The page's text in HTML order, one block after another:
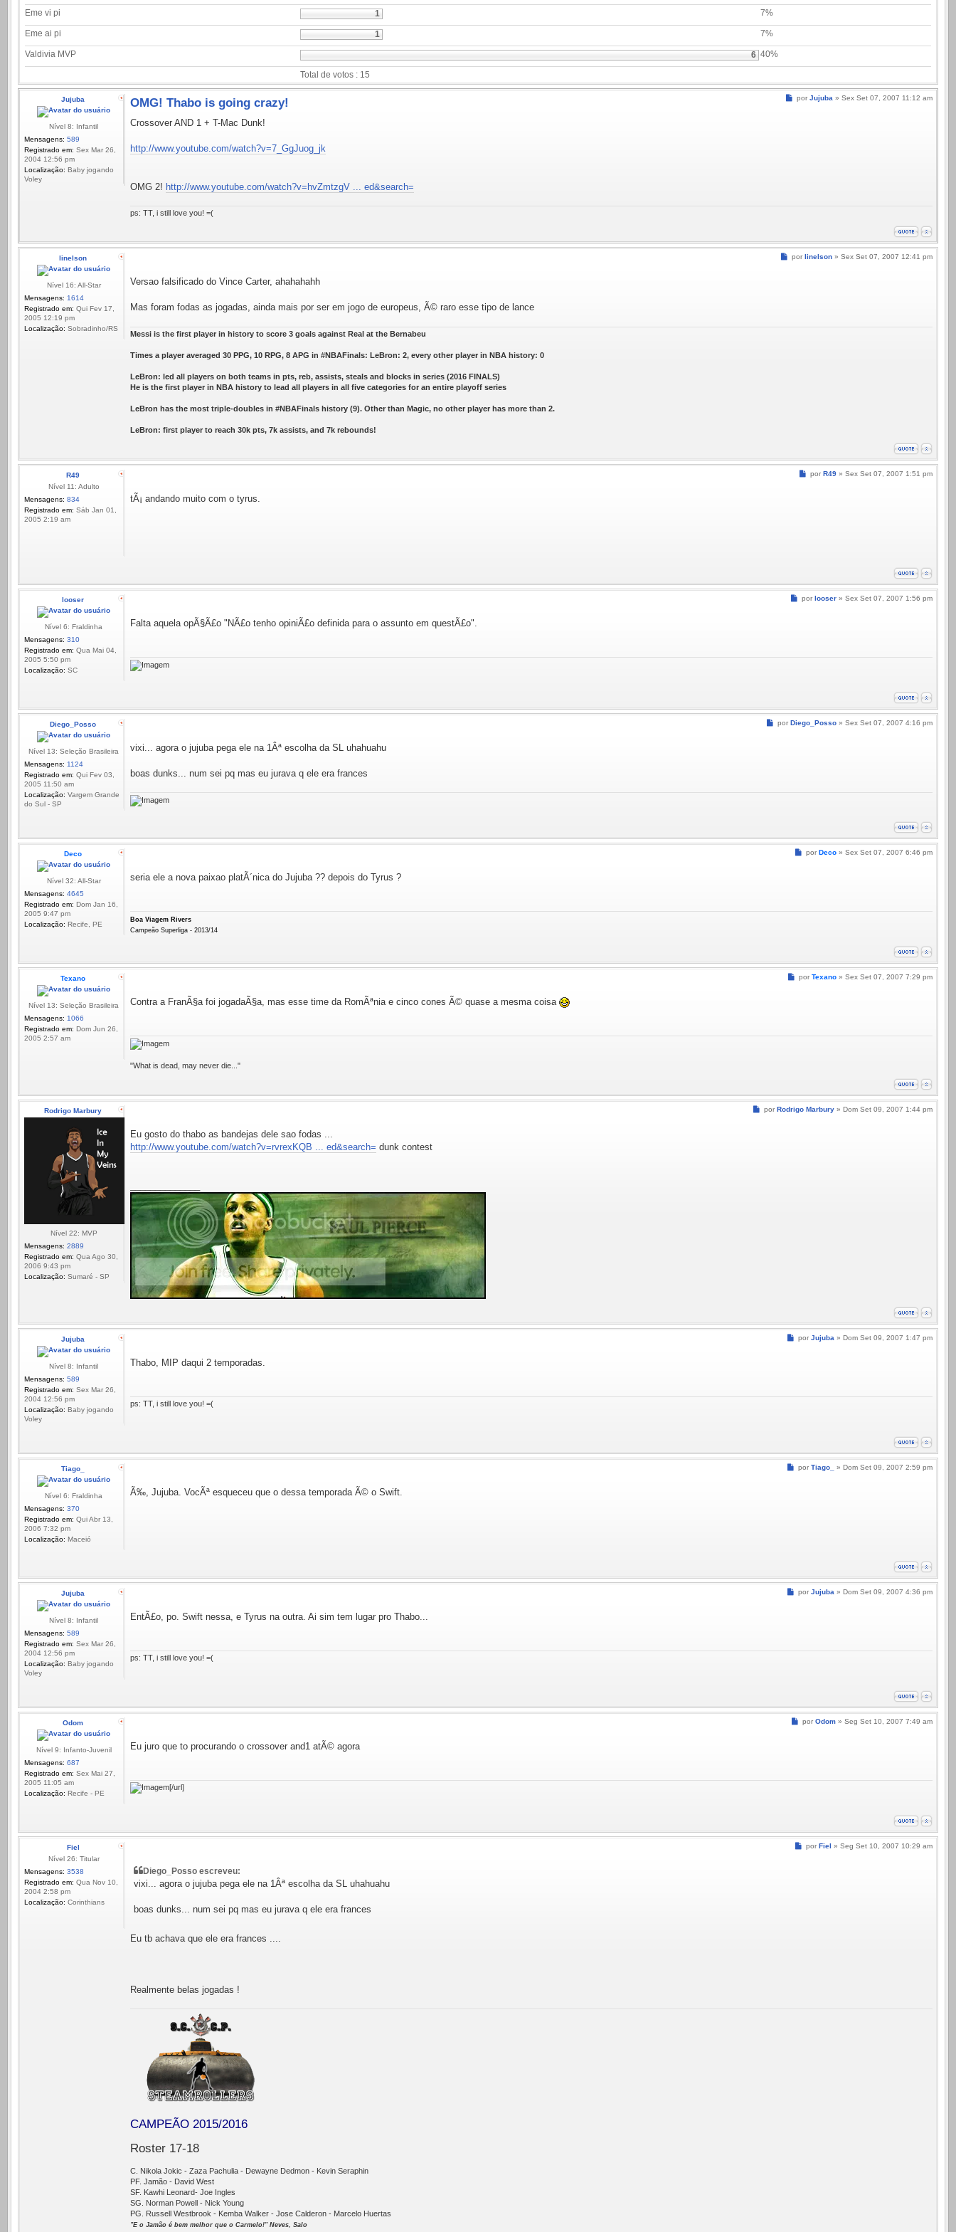
Eme vi pi 1 7%
Eme ai pi 1 7%
Valdivia MVP 6 40%
Total de votos : 15
Jujuba
Nível 8: Infantil
Mensagens: 589
Registrado em: Sex Mar 26,
2004 12:56 pm
Localização: Baby jogando
Voley
Mensagem
por Jujuba » Sex Set 07, 2007 11:12 am
OMG! Thabo is going crazy!
Crossover AND 1 + T-Mac Dunk!
http://www.youtube.com/watch?v=7_GgJuog_jk
OMG 2! http://www.youtube.com/watch?v=hvZmtzgV ... ed&search=
ps: TT, i still love you! =(
linelson
Nível 16: All-Star
Mensagens: 1614
Registrado em: Qui Fev 17,
2005 12:19 pm
Localização: Sobradinho/RS
Mensagem
por linelson » Sex Set 07, 2007 12:41 pm
Versao falsificado do Vince Carter, ahahahahh
Mas foram fodas as jogadas, ainda mais por ser em jogo de europeus, Ã© raro esse tipo de lance
Messi is the first player in history to score 3 goals against Real at the Bernabeu
Times a player averaged 30 PPG, 10 RPG, 8 APG in #NBAFinals: LeBron: 2, every other player in NBA history: 0
LeBron: led all players on both teams in pts, reb, assists, steals and blocks in series (2016 FINALS)
He is the first player in NBA history to lead all players in all five categories for an entire playoff series
LeBron has the most triple-doubles in #NBAFinals history (9). Other than Magic, no other player has more than 2.
LeBron: first player to reach 30k pts, 7k assists, and 7k rebounds!
R49
Nível 11: Adulto
Mensagens: 834
Registrado em: Sáb Jan 01,
2005 2:19 am
Mensagem
por R49 » Sex Set 07, 2007 1:51 pm
tÃ¡ andando muito com o tyrus.
looser
Nível 6: Fraldinha
Mensagens: 310
Registrado em: Qua Mai 04,
2005 5:50 pm
Localização: SC
Mensagem
por looser » Sex Set 07, 2007 1:56 pm
Falta aquela opÃ§Ã£o "NÃ£o tenho opiniÃ£o definida para o assunto em questÃ£o".
Diego_Posso
Nível 13: Seleção Brasileira
Mensagens: 1124
Registrado em: Qui Fev 03,
2005 11:50 am
Localização: Vargem Grande
do Sul - SP
Mensagem
por Diego_Posso » Sex Set 07, 2007 4:16 pm
vixi... agora o jujuba pega ele na 1Âª escolha da SL uhahuahu
boas dunks... num sei pq mas eu jurava q ele era frances
Deco
Nível 32: All-Star
Mensagens: 4645
Registrado em: Dom Jan 16,
2005 9:47 pm
Localização: Recife, PE
Mensagem
por Deco » Sex Set 07, 2007 6:46 pm
seria ele a nova paixao platÃ´nica do Jujuba ?? depois do Tyrus ?
Boa Viagem Rivers
Campeão Superliga - 2013/14
Texano
Nível 13: Seleção Brasileira
Mensagens: 1066
Registrado em: Dom Jun 26,
2005 2:57 am
Mensagem
por Texano » Sex Set 07, 2007 7:29 pm
Contra a FranÃ§a foi jogadaÃ§a, mas esse time da RomÃªnia e cinco cones Ã© quase a mesma coisa
"What is dead, may never die..."
Rodrigo Marbury
Nível 22: MVP
Mensagens: 2889
Registrado em: Qua Ago 30,
2006 9:43 pm
Localização: Sumaré - SP
Mensagem
por Rodrigo Marbury » Dom Set 09, 2007 1:44 pm
Eu gosto do thabo as bandejas dele sao fodas ...
http://www.youtube.com/watch?v=rvrexKQB ... ed&search= dunk contest
Jujuba
Nível 8: Infantil
Mensagens: 589
Registrado em: Sex Mar 26,
2004 12:56 pm
Localização: Baby jogando
Voley
Mensagem
por Jujuba » Dom Set 09, 2007 1:47 pm
Thabo, MIP daqui 2 temporadas.
ps: TT, i still love you! =(
Tiago_
Nível 6: Fraldinha
Mensagens: 370
Registrado em: Qui Abr 13,
2006 7:32 pm
Localização: Maceió
Mensagem
por Tiago_ » Dom Set 09, 2007 2:59 pm
Ã‰, Jujuba. VocÃª esqueceu que o dessa temporada Ã© o Swift.
Jujuba
Nível 8: Infantil
Mensagens: 589
Registrado em: Sex Mar 26,
2004 12:56 pm
Localização: Baby jogando
Voley
Mensagem
por Jujuba » Dom Set 09, 2007 4:36 pm
EntÃ£o, po. Swift nessa, e Tyrus na outra. Ai sim tem lugar pro Thabo...
ps: TT, i still love you! =(
Odom
Nível 9: Infanto-Juvenil
Mensagens: 687
Registrado em: Sex Mai 27,
2005 11:05 am
Localização: Recife - PE
Mensagem
por Odom » Seg Set 10, 2007 7:49 am
Eu juro que to procurando o crossover and1 atÃ© agora
[/url]
Fiel
Nível 26: Titular
Mensagens: 3538
Registrado em: Qua Nov 10,
2004 2:58 pm
Localização: Corinthians
Mensagem
por Fiel » Seg Set 10, 2007 10:29 am
Diego_Posso escreveu:
vixi... agora o jujuba pega ele na 1Âª escolha da SL uhahuahu
boas dunks... num sei pq mas eu jurava q ele era frances
Eu tb achava que ele era frances ....
Realmente belas jogadas !
CAMPEÃO 2015/2016
Roster 17-18
C. Nikola Jokic - Zaza Pachulia - Dewayne Dedmon - Kevin Seraphin
PF. Jamão - David West
SF. Kawhi Leonard- Joe Ingles
SG. Norman Powell - Nick Young
PG. Russell Westbrook - Kemba Walker - Jose Calderon - Marcelo Huertas
"E o Jamão é bem melhor que o Carmelo!" Neves, Salo